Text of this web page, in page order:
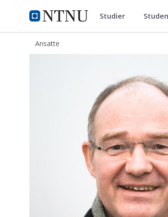
NTNU Hjemmeside
ntnu.no Studier
Ansatte